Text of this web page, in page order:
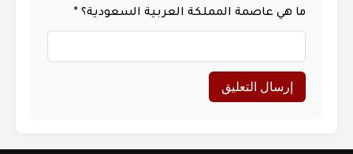
ما هي عاصمة المملكة العربية السعودية؟ *